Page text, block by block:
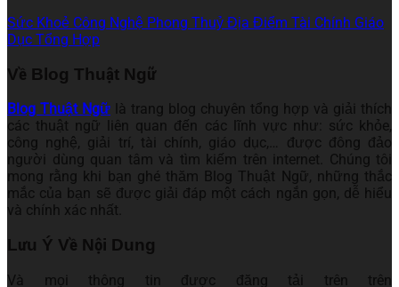
Sức Khoẻ Công Nghệ Phong Thuỷ Địa Điểm Tài Chính Giáo
Dục Tổng Hợp
Về Blog Thuật Ngữ
Blog Thuật Ngữ là trang blog chuyên tổng hợp và giải thích
các thuật ngữ liên quan đến các lĩnh vực như: sức khỏe,
công nghệ, giải trí, tài chính, giáo dục,… được đông đảo
người dùng quan tâm và tìm kiếm trên internet. Chúng tôi
mong rằng khi bạn ghé thăm Blog Thuật Ngữ, những thắc
mắc của bạn sẽ được giải đáp một cách ngắn gọn, dễ hiểu
và chính xác nhất.
Lưu Ý Về Nội Dung
Và mọi thông tin được đăng tải trên trên